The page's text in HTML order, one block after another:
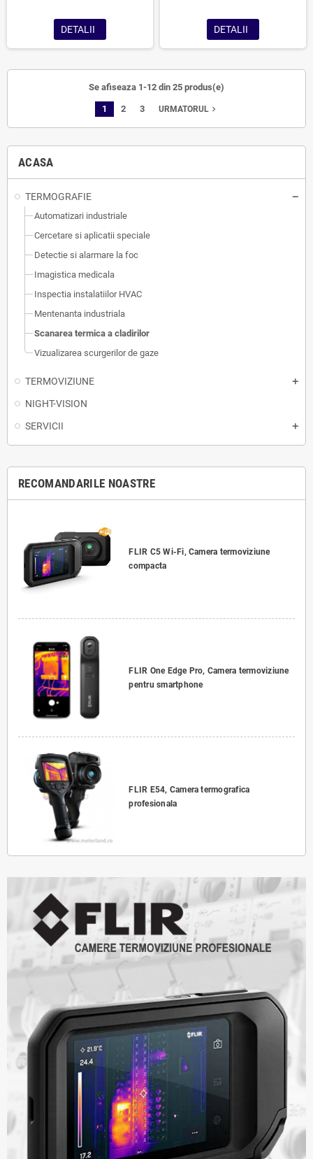
ACASA
TERMOGRAFIE
Automatizari industriale
Cercetare si aplicatii speciale
Detectie si alarmare la foc
Imagistica medicala
Inspectia instalatiilor HVAC
Mentenanta industriala
Scanarea termica a cladirilor
Vizualizarea scurgerilor de gaze
TERMOVIZIUNE
NIGHT-VISION
SERVICII
RECOMANDARILE NOASTRE
FLIR C5 Wi-Fi, Camera termoviziune
compacta
FLIR One Edge Pro, Camera termoviziune
pentru smartphone
FLIR E54, Camera termografica
profesionala
DETALII DETALII
Se afiseaza 1-12 din 25 produs(e)
1 2 3 URMATORULnavigate_next